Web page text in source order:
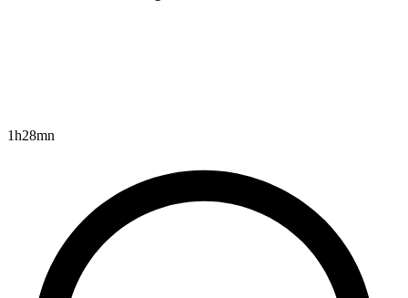
1h28mn